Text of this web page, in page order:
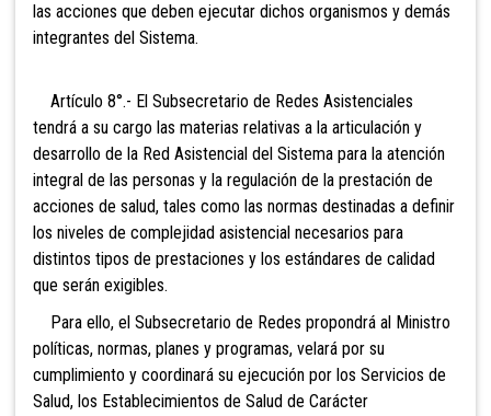
las acciones que deben ejecutar dichos organismos y demás
integrantes del Sistema.
Artículo 8°.- El Subsecretario de Redes Asistenciales
tendrá a su cargo las materias relativas a la articulación y
desarrollo de la Red Asistencial del Sistema para la atención
integral de las personas y la regulación de la prestación de
acciones de salud, tales como las normas destinadas a definir
los niveles de complejidad asistencial necesarios para
distintos tipos de prestaciones y los estándares de calidad
que serán exigibles.
Para ello, el Subsecretario de Redes propondrá al Ministro
políticas, normas, planes y programas, velará por su
cumplimiento y coordinará su ejecución por los Servicios de
Salud, los Establecimientos de Salud de Carácter